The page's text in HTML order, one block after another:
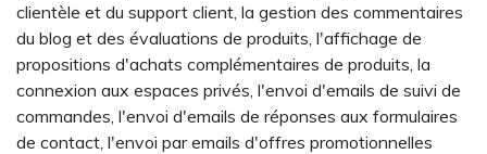
clientèle et du support client, la gestion des commentaires
du blog et des évaluations de produits, l'affichage de
propositions d'achats complémentaires de produits, la
connexion aux espaces privés, l'envoi d'emails de suivi de
commandes, l'envoi d'emails de réponses aux formulaires
de contact, l'envoi par emails d'offres promotionnelles